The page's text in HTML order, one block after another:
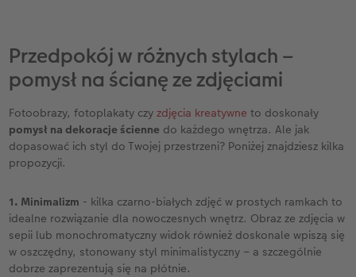
Przedpokój w różnych stylach –
pomysł na ścianę ze zdjęciami
Fotoobrazy, fotoplakaty czyzdjęcia kreatywne to doskonały
pomysł na dekoracje ścienne do każdego wnętrza. Ale jak
dopasować ich styl do Twojej przestrzeni? Poniżej znajdziesz kilka
propozycji.
1. Minimalizm - kilka czarno-białych zdjęć w prostych ramkach to
idealne rozwiązanie dla nowoczesnych wnętrz. Obraz ze zdjęcia w
sepii lub monochromatyczny widok również doskonale wpiszą się
w oszczędny, stonowany styl minimalistyczny – a szczególnie
dobrze zaprezentują się na płótnie.